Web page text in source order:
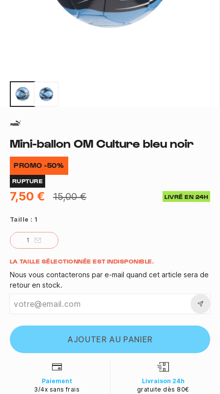
Mini-ballon OM Culture bleu noir
PROMO -50%
RUPTURE
7,50 € 15,00 € LIVRÉ EN 24H
Taille : 1
1
Quantité
LA TAILLE SÉLECTIONNÉE EST INDISPONIBLE.
Nous vous contacterons par e-mail quand cet article sera de
retour en stock.
AJOUTER AU PANIER
Paiement
3/4x sans frais
Livraison 24h
gratuite dès 80€